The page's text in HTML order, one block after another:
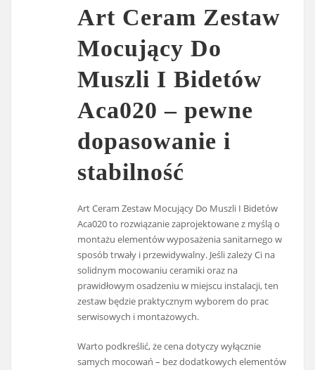
Art Ceram Zestaw
Mocujący Do
Muszli I Bidetów
Aca020 – pewne
dopasowanie i
stabilność
Art Ceram Zestaw Mocujący Do Muszli I Bidetów
Aca020 to rozwiązanie zaprojektowane z myślą o
montażu elementów wyposażenia sanitarnego w
sposób trwały i przewidywalny. Jeśli zależy Ci na
solidnym mocowaniu ceramiki oraz na
prawidłowym osadzeniu w miejscu instalacji, ten
zestaw będzie praktycznym wyborem do prac
serwisowych i montażowych.
Warto podkreślić, że cena dotyczy wyłącznie
samych mocowań – bez dodatkowych elementów